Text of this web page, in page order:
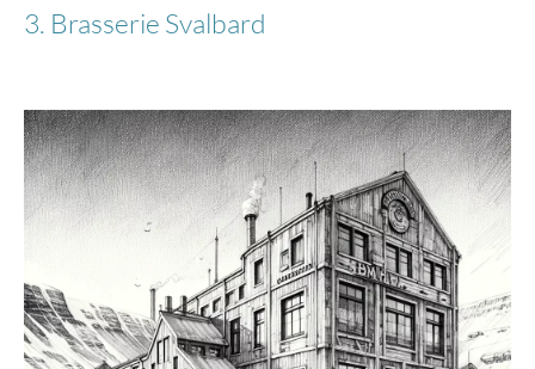
3. Brasserie Svalbard